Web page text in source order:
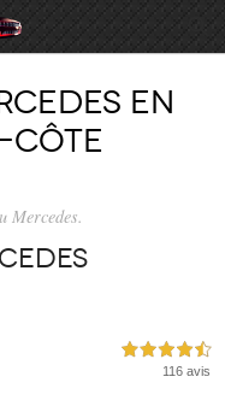
en
Côte
Mercedes.
4,5 étoiles sur 5
116 avis